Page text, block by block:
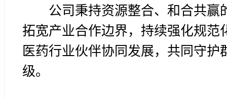
公司秉持资源整合、和合共赢
拓宽产业合作边界，持续强化规
医药行业伙伴协同发展，共同守
级。